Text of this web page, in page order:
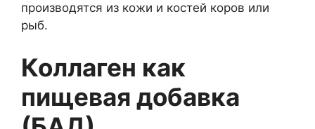
производятся из кожи и костей коров или
рыб.
Коллаген как
пищевая добавка